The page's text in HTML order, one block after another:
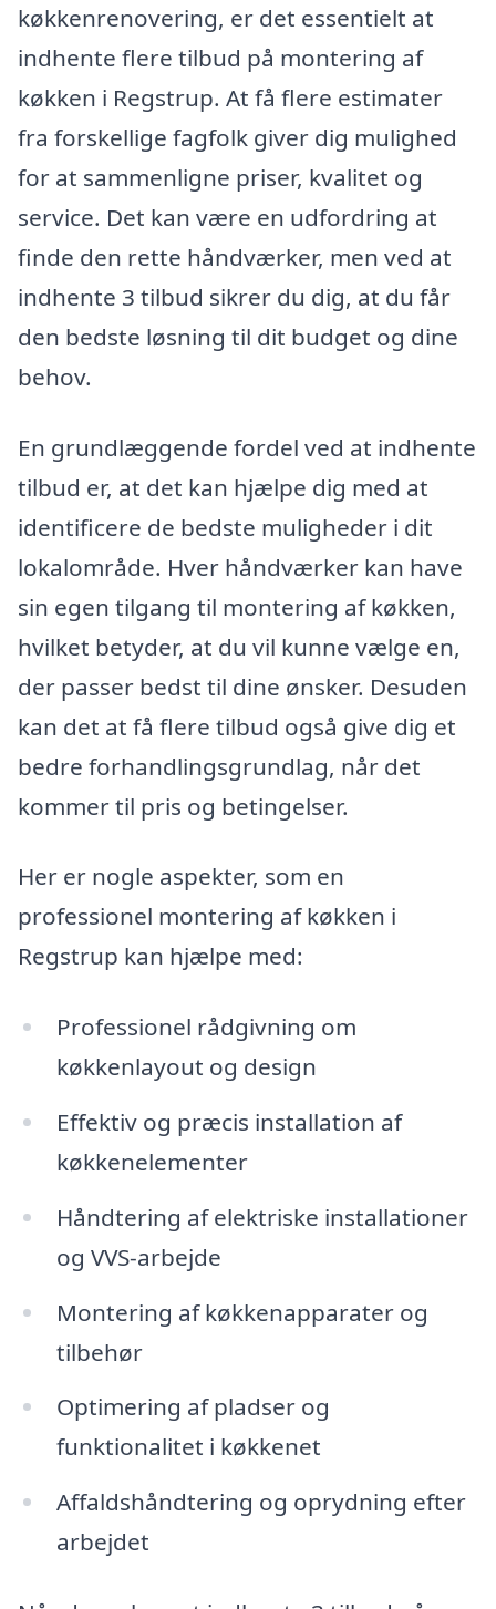
køkkenrenovering, er det essentielt at
indhente flere tilbud på montering af
køkken i Regstrup. At få flere estimater
fra forskellige fagfolk giver dig mulighed
for at sammenligne priser, kvalitet og
service. Det kan være en udfordring at
finde den rette håndværker, men ved at
indhente 3 tilbud sikrer du dig, at du får
den bedste løsning til dit budget og dine
behov.
En grundlæggende fordel ved at indhente
tilbud er, at det kan hjælpe dig med at
identificere de bedste muligheder i dit
lokalområde. Hver håndværker kan have
sin egen tilgang til montering af køkken,
hvilket betyder, at du vil kunne vælge en,
der passer bedst til dine ønsker. Desuden
kan det at få flere tilbud også give dig et
bedre forhandlingsgrundlag, når det
kommer til pris og betingelser.
Her er nogle aspekter, som en
professionel montering af køkken i
Regstrup kan hjælpe med:
Professionel rådgivning om
køkkenlayout og design
Effektiv og præcis installation af
køkkenelementer
Håndtering af elektriske installationer
og VVS-arbejde
Montering af køkkenapparater og
tilbehør
Optimering af pladser og
funktionalitet i køkkenet
Affaldshåndtering og oprydning efter
arbejdet